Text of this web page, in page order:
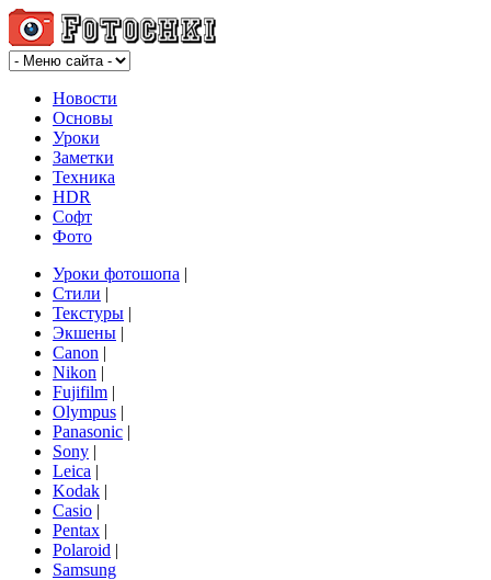
Новости
Основы
Уроки
Заметки
Техника
HDR
Софт
Фото
Уроки фотошопа |
Стили |
Текстуры |
Экшены |
Canon |
Nikon |
Fujifilm |
Olympus |
Panasonic |
Sony |
Leica |
Kodak |
Casio |
Pentax |
Polaroid |
Samsung